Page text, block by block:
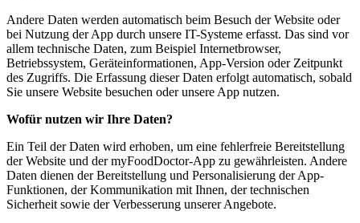
Andere Daten werden automatisch beim Besuch der Website oder
bei Nutzung der App durch unsere IT-Systeme erfasst. Das sind vor
allem technische Daten, zum Beispiel Internetbrowser,
Betriebssystem, Geräteinformationen, App-Version oder Zeitpunkt
des Zugriffs. Die Erfassung dieser Daten erfolgt automatisch, sobald
Sie unsere Website besuchen oder unsere App nutzen.
Wofür nutzen wir Ihre Daten?
Ein Teil der Daten wird erhoben, um eine fehlerfreie Bereitstellung
der Website und der myFoodDoctor-App zu gewährleisten. Andere
Daten dienen der Bereitstellung und Personalisierung der App-
Funktionen, der Kommunikation mit Ihnen, der technischen
Sicherheit sowie der Verbesserung unserer Angebote.